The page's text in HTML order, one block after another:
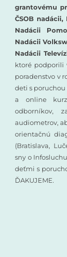
grantovému
ČSOB
Nadácii
Nadácii
Nadácii
ktoré podporili
poradenstvo v
deti s
a online
odborníkov,
audiometrov,
orientačnú
(Bratislava,
sny o
deťmi s
ĎAKUJEME.